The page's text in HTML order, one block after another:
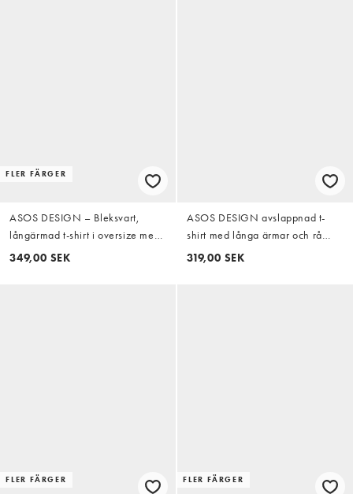
FLER FÄRGER
ASOS DESIGN – Bleksvart,
långärmad t-shirt i oversize med
racingtryck fram- och baktill
349,00 SEK
ASOS DESIGN avslappnad t-
shirt med långa ärmar och rå
sömdetalj i våffelstruktur
319,00 SEK
FLER FÄRGER FLER FÄRGER